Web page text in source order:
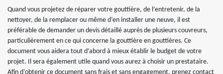
Quand vous projetez de réparer votre gouttière, de l’entretenir, de la
nettoyer, de la remplacer ou même d’en installer une neuve, il est
préférable de demander un devis détaillé auprès de plusieurs couvreurs,
particulièrement en ce qui concerne la gouttière en gouttières. Ce
document vous aidera tout d’abord à mieux établir le budget de votre
projet. Il sera également utile quand vous aurez à choisir un prestataire.
Afin d’obtenir ce document sans frais et sans engagement, prenez contact